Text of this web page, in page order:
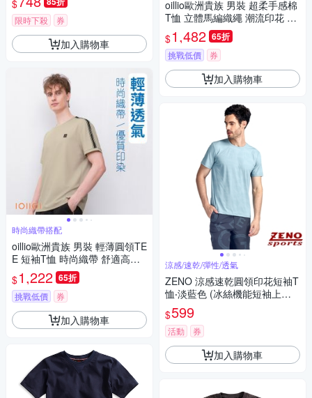
$
限時下殺 券
加入購物車
時尚織帶搭配
oillio歐洲貴族 男裝 輕薄圓領TE
E 短袖T恤 時尚織帶 舒適高彈
力 防皺 卡其色 法國品牌 有大
尺碼
$1,222 65折
挑戰低價 券
加入購物車
oillio歐洲貴族 男裝 超柔手感棉
T恤 立體馬編織繩 潮流印花 橘
色 男女裝 法國品牌
$1,482 65折
挑戰低價 券
加入購物車
涼感/速乾/彈性/透氣
ZENO 涼感速乾圓領印花短袖T
恤‧淡藍色 (冰絲機能短袖上衣/
舒適感T-Shirt)
$599
活動 券
加入購物車